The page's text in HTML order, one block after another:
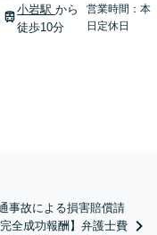
小岩駅から
徒歩10分
営業時間：本
日定休日
事故による損害賠償請
全成功報酬】弁護士費